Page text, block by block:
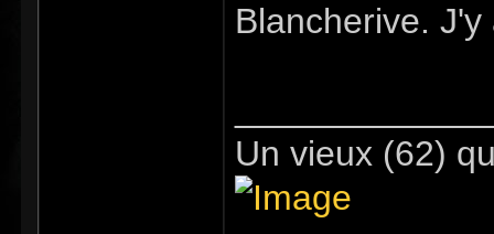
Blancherive.
Un vieux (62)